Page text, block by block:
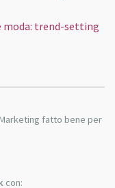
trend-setting
fatto bene per
con: